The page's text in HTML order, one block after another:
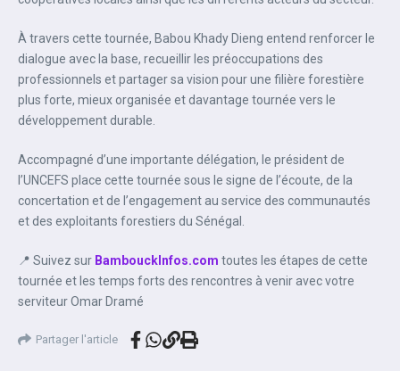
À travers cette tournée, Babou Khady Dieng entend renforcer le
dialogue avec la base, recueillir les préoccupations des
professionnels et partager sa vision pour une filière forestière
plus forte, mieux organisée et davantage tournée vers le
développement durable.
Accompagné d’une importante délégation, le président de
l’UNCEFS place cette tournée sous le signe de l’écoute, de la
concertation et de l’engagement au service des communautés
et des exploitants forestiers du Sénégal.
📍 Suivez sur BambouckInfos.com toutes les étapes de cette
tournée et les temps forts des rencontres à venir avec votre
serviteur Omar Dramé
Partager l'article